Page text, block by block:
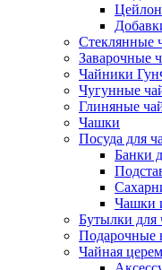
Стеклянные
Заварочные
Чайники
Чугунные
Глиняные
Чашки
Посуда для
Банки
Чашки
Бутылки для
Подарочные
Чайная